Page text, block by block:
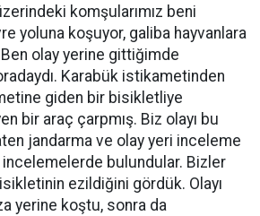
komşularımız beni
yoluna koşuyor, galiba hayvanlara
olay yerine gittiğimde
Karabük istikametinden
giden bir bisikletliye
bir araç çarpmış. Biz olayı bu
jandarma ve olay yeri inceleme
bulundular. Bizler
ezildiğini gördük. Olayı
yerine koştu, sonra da